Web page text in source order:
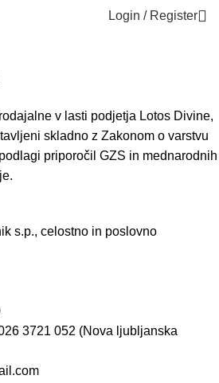
Login / Register
poslovanja
v lasti podjetja Lotos Divine,
skladno z Zakonom o varstvu
priporočil GZS in mednarodnih
s.p., celostno in poslovno
3721 052 (Nova ljubljanska